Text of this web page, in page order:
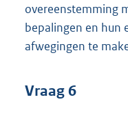
overeenstemming
bepalingen en hun
afwegingen te
Vraag 6